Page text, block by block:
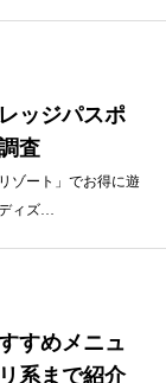
ッジパスポ
査
ゾート」でお得に遊
ィズ…
すめメニュ
系まで紹介